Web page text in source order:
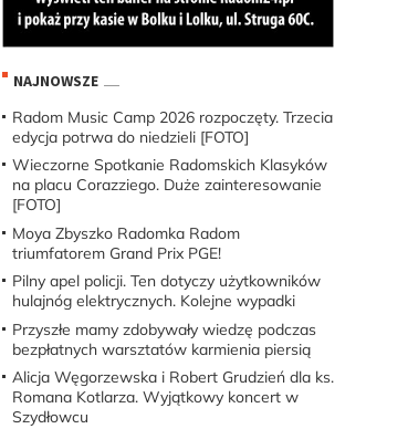
NAJNOWSZE
Radom Music Camp 2026 rozpoczęty. Trzecia
edycja potrwa do niedzieli [FOTO]
Wieczorne Spotkanie Radomskich Klasyków
na placu Corazziego. Duże zainteresowanie
[FOTO]
Moya Zbyszko Radomka Radom
triumfatorem Grand Prix PGE!
Pilny apel policji. Ten dotyczy użytkowników
hulajnóg elektrycznych. Kolejne wypadki
Przyszłe mamy zdobywały wiedzę podczas
bezpłatnych warsztatów karmienia piersią
Alicja Węgorzewska i Robert Grudzień dla ks.
Romana Kotlarza. Wyjątkowy koncert w
Szydłowcu